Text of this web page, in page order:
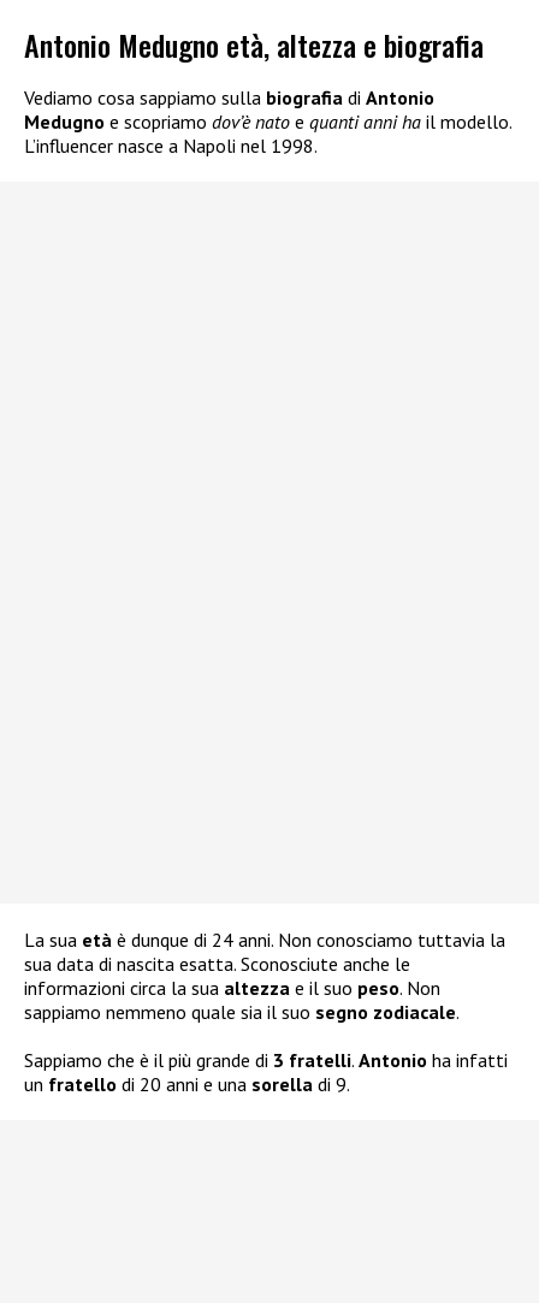
Antonio Medugno età, altezza e biografia
Vediamo cosa sappiamo sulla biografia di Antonio
Medugno e scopriamo dov’è nato e quanti anni ha il modello.
L’influencer nasce a Napoli nel 1998.
La sua età è dunque di 24 anni. Non conosciamo tuttavia la
sua data di nascita esatta. Sconosciute anche le
informazioni circa la sua altezza e il suo peso. Non
sappiamo nemmeno quale sia il suo segno zodiacale.
Sappiamo che è il più grande di 3 fratelli. Antonio ha infatti
un fratello di 20 anni e una sorella di 9.